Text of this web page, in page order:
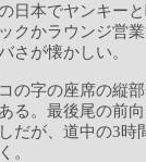
の日本でヤンキー
クかラウンジ営
さが懐かしい。
の字の座席の縦
る。最後尾の前
だが、道中の3
。